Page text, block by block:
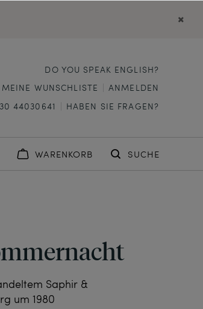
DO YOU SPEAK ENGLISH?
MEINE WUNSCHLISTE
ANMELDEN
44030641
HABEN SIE FRAGEN?
WARENKORB SUCHE
Saphir &
um 1980